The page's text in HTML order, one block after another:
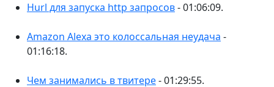
Hurl для запуска http запросов- 01:06:09.
Amazon Alexa это колоссальная неудача -
01:16:18.
Чем занимались в твитере- 01:29:55.